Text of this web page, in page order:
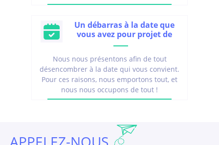
Un débarras à la date que
vous avez pour projet de
Nous nous présentons afin de tout
désencombrer à la date qui vous convient.
Pour ces raisons, nous emportons tout, et
nous nous occupons de tout !